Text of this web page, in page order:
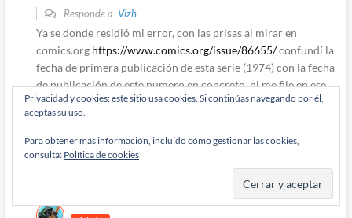
Responde a Vizh
Ya se donde residió mi error, con las prisas al mirar en
comics.org https://www.comics.org/issue/86655/confundí la
fecha de primera publicación de esta serie (1974) con la fecha
de publicación de este numero en concreto, ni me fije en ese
1979 bien gordo que habia a la derecha de la pagina, solo en
el 1974 de debajo del nombre/numero del comic. ¡Pero en mi
descargo dire que la culpa es de Diogenes que me hace
trabajar con prisas!
Privacidad y cookies: este sitio usa cookies. Si continúas navegando por él,
aceptas su uso.
Para obtener más información, incluido cómo gestionar las cookies,
consulta: Política de cookies